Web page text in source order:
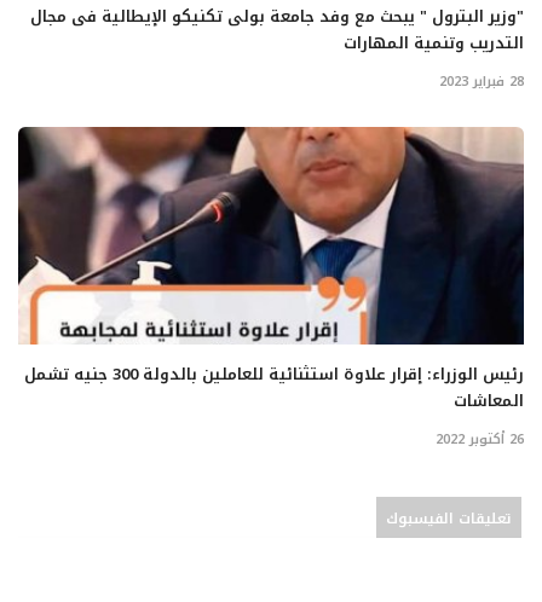
"وزير البترول " يبحث مع وفد جامعة بولى تكنيكو الإيطالية فى مجال
التدريب وتنمية المهارات
28 فبراير 2023
رئيس الوزراء: إقرار علاوة استثنائية للعاملين بالدولة 300 جنيه تشمل
المعاشات
26 أكتوبر 2022
تعليقات الفيسبوك